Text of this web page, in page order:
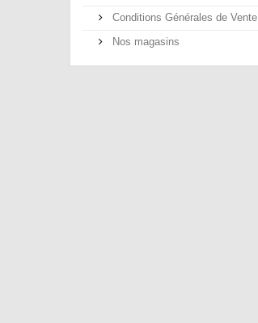
Conditions Générales de Vente
Nos magasins